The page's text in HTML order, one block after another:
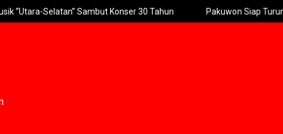
Sambut Konser 30 Tahun Pakuwon Siap Turunkan Tinggi